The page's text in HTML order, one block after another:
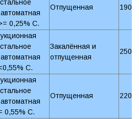
0,25% C.
Отпущенная 190
C.
Закалённая и
отпущенная
250
0,55% C.
Отпущенная 220